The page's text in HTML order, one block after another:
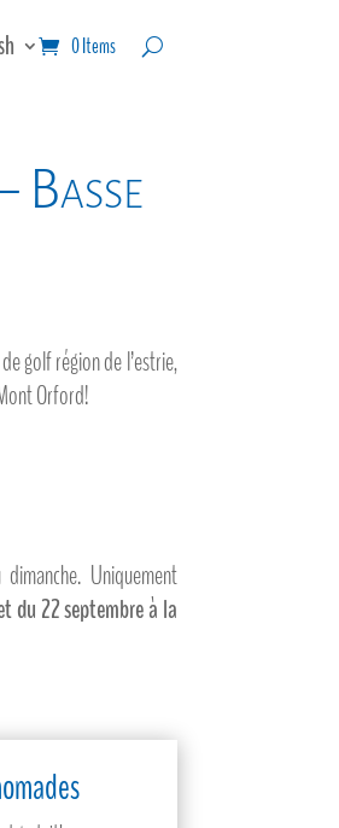
0 Items
golf région de l’estrie,
Orford!
Uniquement
du 22 septembre à la